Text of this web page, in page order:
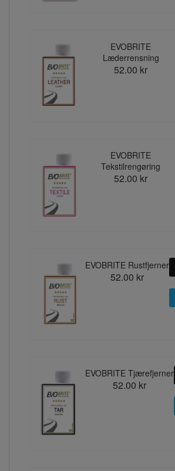
EVOBRITE
Læderrensning
52.00 kr
EVOBRITE
Tekstilrengøring
52.00 kr
EVOBRITE Rustfjerner
52.00 kr
EVOBRITE Tjærefjerner
52.00 kr